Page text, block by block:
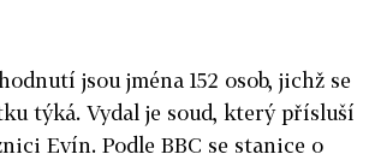
jsou jména 152 osob, jichž se
týká. Vydal je soud, který přísluší
Evín. Podle BBC se stanice o